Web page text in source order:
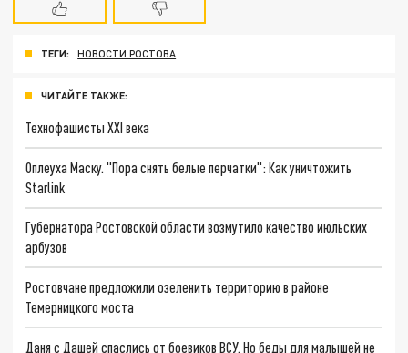
ТЕГИ: НОВОСТИ РОСТОВА
ЧИТАЙТЕ ТАКЖЕ:
Технофашисты XXI века
Оплеуха Маску. "Пора снять белые перчатки": Как уничтожить
Starlink
Губернатора Ростовской области возмутило качество июльских
арбузов
Ростовчане предложили озеленить территорию в районе
Темерницкого моста
Даня с Дашей спаслись от боевиков ВСУ. Но беды для малышей не